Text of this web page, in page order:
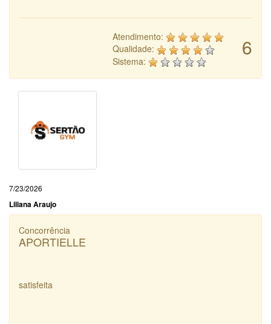
6
Atendimento:
Qualidade:
Sistema:
7/23/2026
Liliana Araujo
Concorrência
APORTIELLE
satisfeita